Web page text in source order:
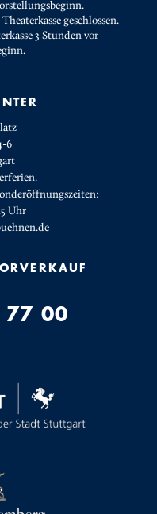
geschlossen.
3 Stunden vor
6
Uhr
00